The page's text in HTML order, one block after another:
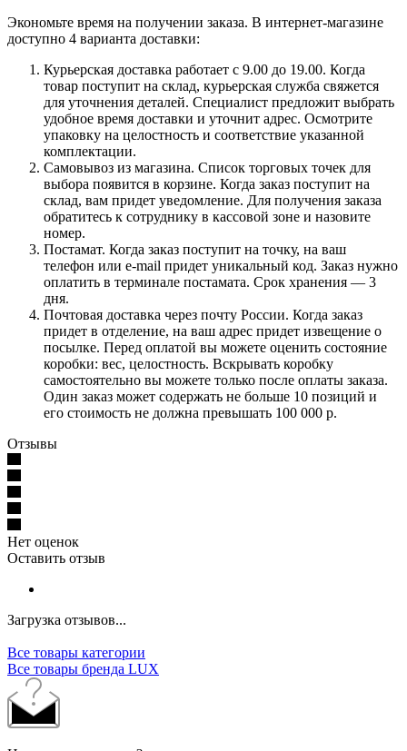
Экономьте время на получении заказа. В интернет-магазине
доступно 4 варианта доставки:
Курьерская доставка работает с 9.00 до 19.00. Когда
товар поступит на склад, курьерская служба свяжется
для уточнения деталей. Специалист предложит выбрать
удобное время доставки и уточнит адрес. Осмотрите
упаковку на целостность и соответствие указанной
комплектации.
Самовывоз из магазина. Список торговых точек для
выбора появится в корзине. Когда заказ поступит на
склад, вам придет уведомление. Для получения заказа
обратитесь к сотруднику в кассовой зоне и назовите
номер.
Постамат. Когда заказ поступит на точку, на ваш
телефон или e-mail придет уникальный код. Заказ нужно
оплатить в терминале постамата. Срок хранения — 3
дня.
Почтовая доставка через почту России. Когда заказ
придет в отделение, на ваш адрес придет извещение о
посылке. Перед оплатой вы можете оценить состояние
коробки: вес, целостность. Вскрывать коробку
самостоятельно вы можете только после оплаты заказа.
Один заказ может содержать не больше 10 позиций и
его стоимость не должна превышать 100 000 р.
Отзывы
Нет оценок
Оставить отзыв
Загрузка отзывов...
Все товары категории
Все товары бренда LUX